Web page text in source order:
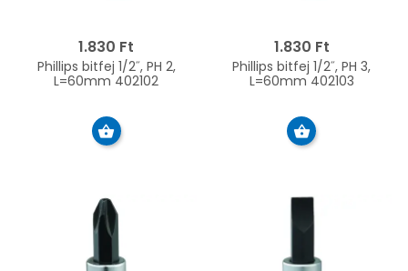
1.830 Ft
Phillips bitfej 1/2˝, PH 2,
L=60mm 402102
1.830 Ft
Phillips bitfej 1/2˝, PH 3,
L=60mm 402103